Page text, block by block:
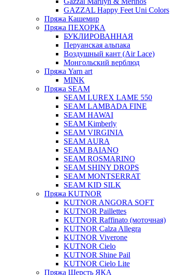
GAZZAL Happy Feet Uni Colors
Пряжа Кашемир
Пряжа ПЕХОРКА
БУКЛИРОВАННАЯ
Перуанская альпака
Воздушный кант (Air Lace)
Монгольский верблюд
Пряжа Yarn art
MINK
Пряжа SEAM
SEAM LUREX LAME 550
SEAM LAMBADA FINE
SEAM HAWAI
SEAM Kimberly
SEAM VIRGINIA
SEAM AURA
SEAM BAIANO
SEAM ROSMARINO
SEAM SHINY DROPS
SEAM MONTSERRAT
SEAM KID SILK
Пряжа KUTNOR
KUTNOR ANGORA SOFT
KUTNOR Paillettes
KUTNOR Raffinato (моточная)
KUTNOR Calza Allegra
KUTNOR Viverone
KUTNOR Cielo
KUTNOR Shine Pail
KUTNOR Cielo Lite
Пряжа Шерсть ЯКА